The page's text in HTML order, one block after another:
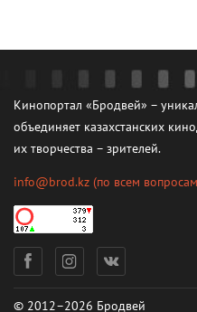
Кинопортал «Бродвей» –
объединяет казахстанских
их творчества – зрителей.
info@brod.kz (по всем
© 2012–2026 Бродвей